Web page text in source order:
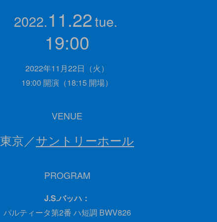
2022.11.22tue.
19:00
2022年11月22日（火）
19:00 開演（18:15 開場）
VENUE
東京／サントリーホール
PROGRAM
J.S.バッハ：
パルティータ第2番 ハ短調 BWV826